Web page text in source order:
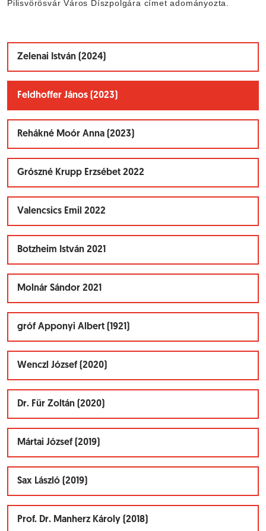
Pilisvörösvár Város Díszpolgára címet adományozta.
Zelenai István (2024)
Feldhoffer János (2023)
Rehákné Moór Anna (2023)
Grószné Krupp Erzsébet 2022
Valencsics Emil 2022
Botzheim István 2021
Molnár Sándor 2021
gróf Apponyi Albert (1921)
Wenczl József (2020)
Dr. Für Zoltán (2020)
Mártai József (2019)
Sax László (2019)
Prof. Dr. Manherz Károly (2018)